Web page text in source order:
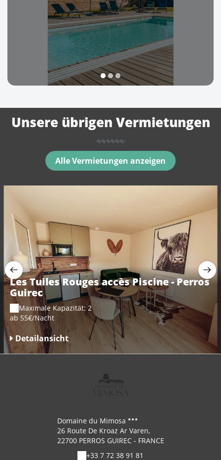
1 2 3
Unsere übrigen Vermietungen
Alle Vermietungen anzeigen
Les Tuiles Rouges accès Piscine - Perros
Guirec
Maximale Kapazität: 2
ab 55€/Nacht
Detailansicht
Domaine du Mimosa
26 Route De Kroaz Ar Varen,
22700 PERROS GUIREC - FRANCE
+33 7 72 38 91 81